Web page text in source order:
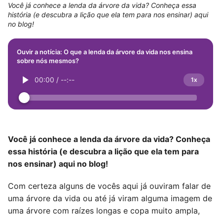
Você já conhece a lenda da árvore da vida? Conheça essa
história (e descubra a lição que ela tem para nos ensinar) aqui
no blog!
Ouvir a notícia: O que a lenda da árvore da vida nos ensina
sobre nós mesmos?
00:00 / --:-- 1x
Você já conhece a lenda da árvore da vida? Conheça
essa história (e descubra a lição que ela tem para
nos ensinar) aqui no blog!
Com certeza alguns de vocês aqui já ouviram falar de
uma árvore da vida ou até já viram alguma imagem de
uma árvore com raízes longas e copa muito ampla,